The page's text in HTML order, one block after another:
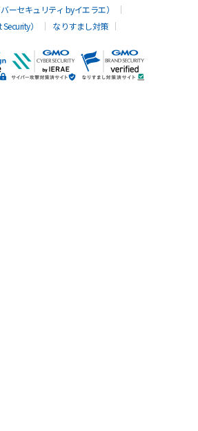
ーセキュリティ byイエラエ）
）
なりすまし対策